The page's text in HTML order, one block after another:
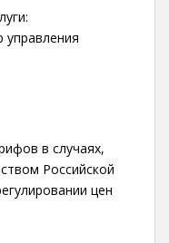
управления
в случаях,
Российской
цен